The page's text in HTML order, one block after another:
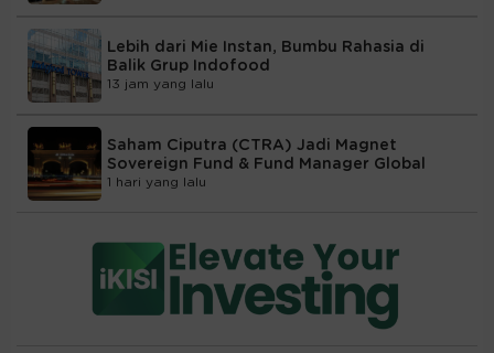
Lebih dari Mie Instan, Bumbu Rahasia di
Balik Grup Indofood
13 jam yang lalu
Saham Ciputra (CTRA) Jadi Magnet
Sovereign Fund & Fund Manager Global
1 hari yang lalu